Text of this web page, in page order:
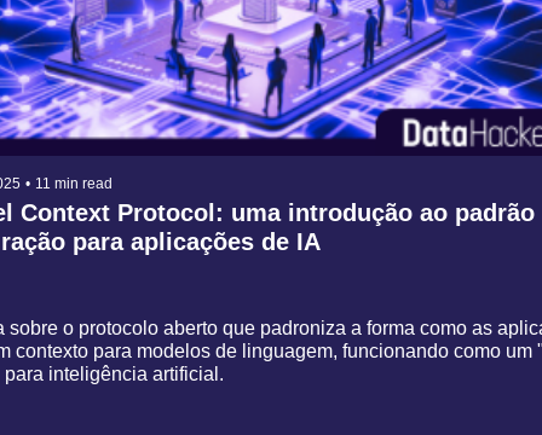
• 11 min read
Context Protocol: uma introdução ao padrão
para aplicações de IA
sobre o protocolo aberto que padroniza a forma como as
contexto para modelos de linguagem, funcionando como um
inteligência artificial.